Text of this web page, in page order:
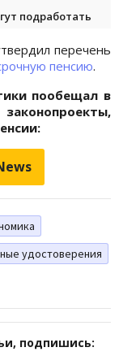
подработать
перечень
пенсию.
пообещал в
удостоверения
подпишись: